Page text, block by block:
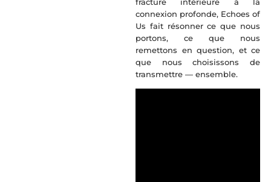
connexion profonde, Echoes of
Us fait résonner ce que nous
portons, ce que nous
remettons en question, et ce
que nous choisissons de
transmettre — ensemble.